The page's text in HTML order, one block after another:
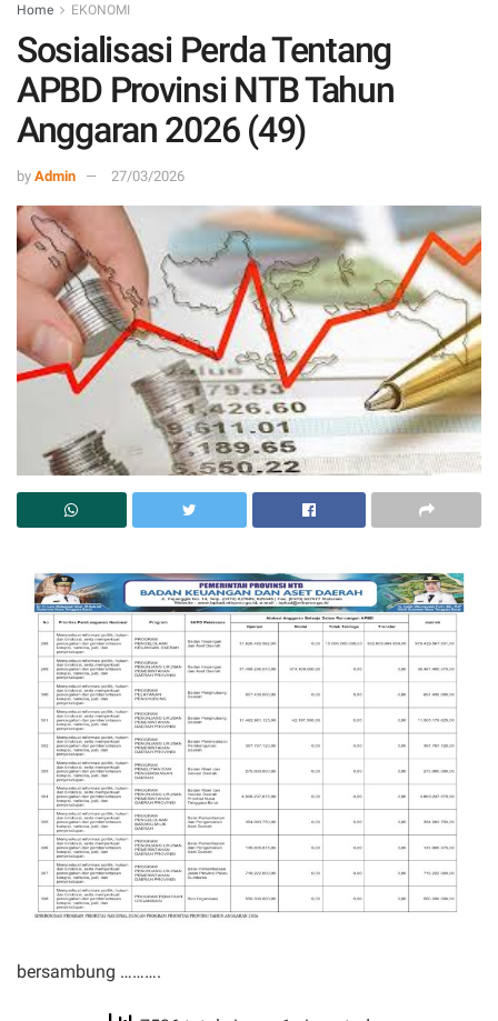
Home EKONOMI
Sosialisasi Perda Tentang
APBD Provinsi NTB Tahun
Anggaran 2026 (49)
by Admin 27/03/2026
bersambung ……….